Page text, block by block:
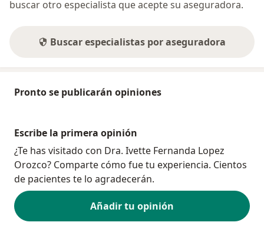
buscar otro especialista que acepte su aseguradora.
Buscar especialistas por aseguradora
Pronto se publicarán opiniones
Escribe la primera opinión
¿Te has visitado con Dra. Ivette Fernanda Lopez
Orozco? Comparte cómo fue tu experiencia. Cientos
de pacientes te lo agradecerán.
Añadir tu opinión